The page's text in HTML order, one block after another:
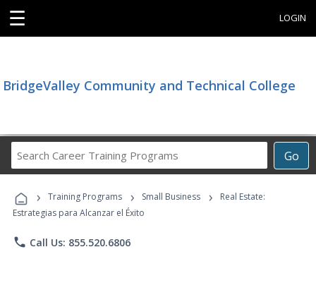
☰ LOGIN
BridgeValley Community and Technical College
Go
Career
Programs
› Training Programs › Small Business ›
Real Estate:
Estrategias para Alcanzar el Éxito
phone Call Us: 855.520.6806